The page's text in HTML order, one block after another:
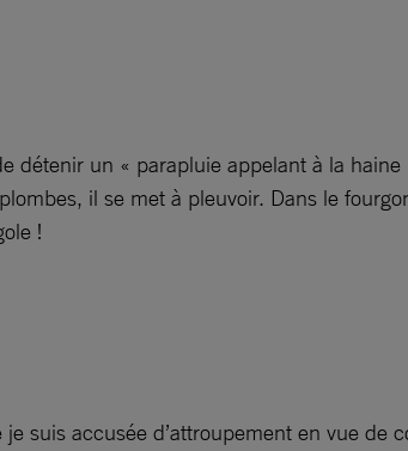
détenir un « parapluie appelant à la
il se met à pleuvoir. Dans le
!
suis accusée d’attroupement en vue de